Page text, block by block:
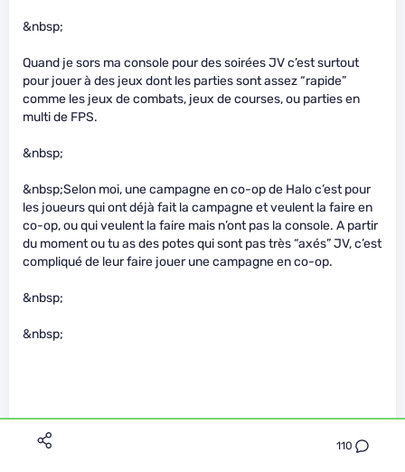
110
&nbsp;
Quand je sors ma console pour des soirées JV c’est surtout
pour jouer à des jeux dont les parties sont assez “rapide”
comme les jeux de combats, jeux de courses, ou parties en
multi de FPS.
&nbsp;
&nbsp;Selon moi, une campagne en co-op de Halo c’est pour
les joueurs qui ont déjà fait la campagne et veulent la faire en
co-op, ou qui veulent la faire mais n’ont pas la console. A partir
du moment ou tu as des potes qui sont pas très “axés” JV, c’est
compliqué de leur faire jouer une campagne en co-op.
&nbsp;
&nbsp;